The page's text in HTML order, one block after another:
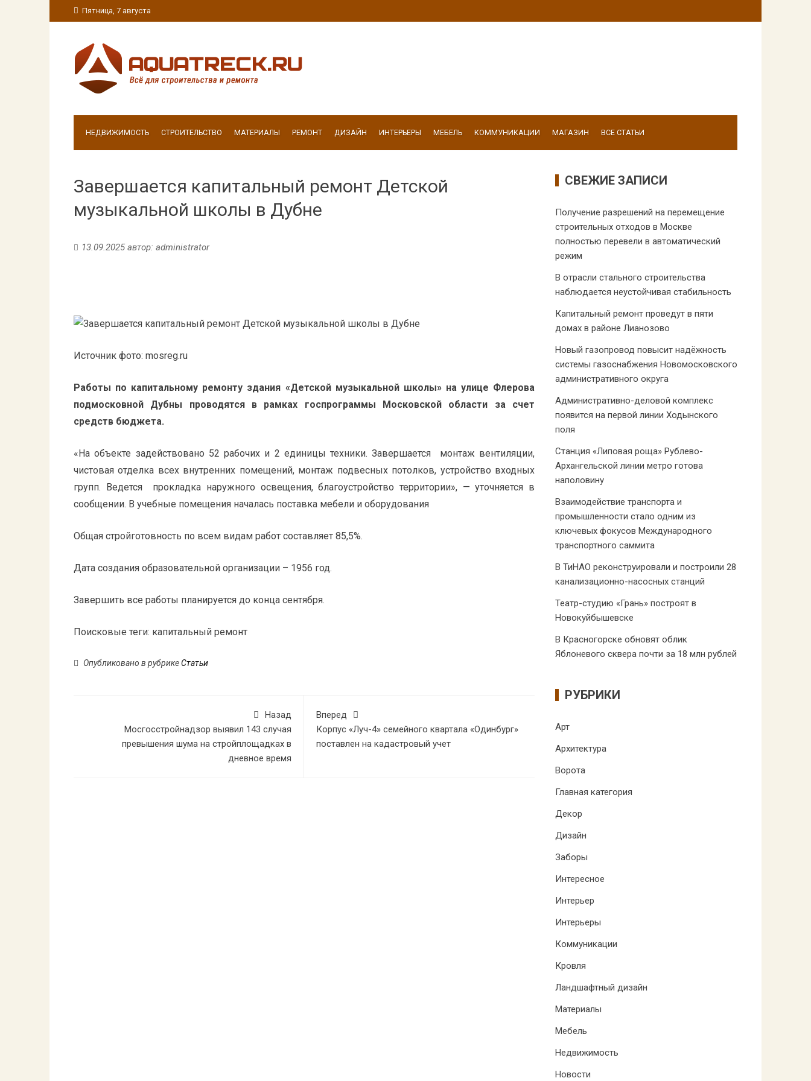
Пятница, 7 августа
НЕДВИЖИМОСТЬ СТРОИТЕЛЬСТВО МАТЕРИАЛЫ РЕМОНТ ДИЗАЙН ИНТЕРЬЕРЫ МЕБЕЛЬ КОММУНИКАЦИИ МАГАЗИН ВСЕ СТАТЬИ
Завершается капитальный ремонт Детской
музыкальной школы в Дубне
13.09.2025автор: administrator
Источник фото: mosreg.ru
Работы по капитальному ремонту здания «Детской музыкальной школы» на улице Флерова
подмосковной Дубны проводятся в рамках госпрограммы Московской области за счет
средств бюджета.
«На объекте задействовано 52 рабочих и 2 единицы техники. Завершается монтаж вентиляции,
чистовая отделка всех внутренних помещений, монтаж подвесных потолков, устройство входных
групп. Ведется прокладка наружного освещения, благоустройство территории», — уточняется в
сообщении. В учебные помещения началась поставка мебели и оборудования
Общая стройготовность по всем видам работ составляет 85,5%.
Дата создания образовательной организации – 1956 год.
Завершить все работы планируется до конца сентября.
Поисковые теги: капитальный ремонт
Опубликовано в рубрикеСтатьи
Назад
Мосгосстройнадзор выявил 143 случая
превышения шума на стройплощадках в
дневное время
Вперед
Корпус «Луч-4» семейного квартала «Одинбург»
поставлен на кадастровый учет
СВЕЖИЕ ЗАПИСИ
Получение разрешений на перемещение
строительных отходов в Москве
полностью перевели в автоматический
режим
В отрасли стального строительства
наблюдается неустойчивая стабильность
Капитальный ремонт проведут в пяти
домах в районе Лианозово
Новый газопровод повысит надёжность
системы газоснабжения Новомосковского
административного округа
Административно-деловой комплекс
появится на первой линии Ходынского
поля
Станция «Липовая роща» Рублево-
Архангельской линии метро готова
наполовину
Взаимодействие транспорта и
промышленности стало одним из
ключевых фокусов Международного
транспортного саммита
В ТиНАО реконструировали и построили 28
канализационно-насосных станций
Театр-студию «Грань» построят в
Новокуйбышевске
В Красногорске обновят облик
Яблоневого сквера почти за 18 млн рублей
РУБРИКИ
Арт
Архитектура
Ворота
Главная категория
Декор
Дизайн
Заборы
Интересное
Интерьер
Интерьеры
Коммуникации
Кровля
Ландшафтный дизайн
Материалы
Мебель
Недвижимость
Новости